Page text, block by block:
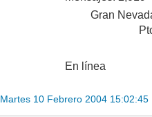
Gran
En línea
Martes 10 Febrero 2004 15:02:45